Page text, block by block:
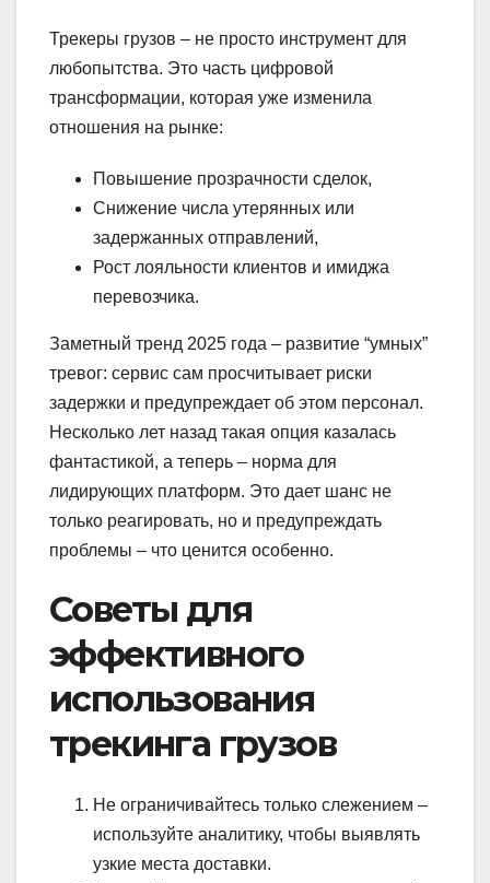
Трекеры грузов – не просто инструмент для
любопытства. Это часть цифровой
трансформации, которая уже изменила
отношения на рынке:
Повышение прозрачности сделок,
Снижение числа утерянных или
задержанных отправлений,
Рост лояльности клиентов и имиджа
перевозчика.
Заметный тренд 2025 года – развитие “умных”
тревог: сервис сам просчитывает риски
задержки и предупреждает об этом персонал.
Несколько лет назад такая опция казалась
фантастикой, а теперь – норма для
лидирующих платформ. Это дает шанс не
только реагировать, но и предупреждать
проблемы – что ценится особенно.
Советы для
эффективного
использования
трекинга грузов
Не ограничивайтесь только слежением –
используйте аналитику, чтобы выявлять
узкие места доставки.